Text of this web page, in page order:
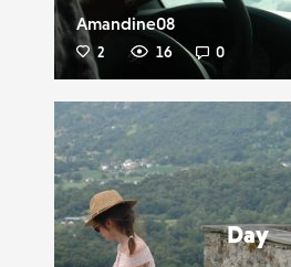
Amandine08
2 16 0
Day